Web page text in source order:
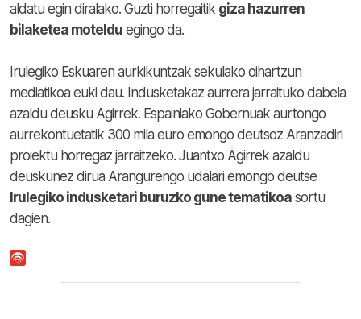
aldatu egin diralako. Guzti horregaitik giza hazurren
bilaketea moteldu egingo da.
Irulegiko Eskuaren aurkikuntzak sekulako oihartzun
mediatikoa euki dau. Indusketakaz aurrera jarraituko dabela
azaldu deusku Agirrek. Espainiako Gobernuak aurtongo
aurrekontuetatik 300 mila euro emongo deutsoz Aranzadiri
proiektu horregaz jarraitzeko. Juantxo Agirrek azaldu
deuskunez dirua Arangurengo udalari emongo deutse
Irulegiko indusketari buruzko gune tematikoa sortu
dagien.